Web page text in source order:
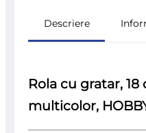
Descriere
Rola cu gratar,
multicolor,